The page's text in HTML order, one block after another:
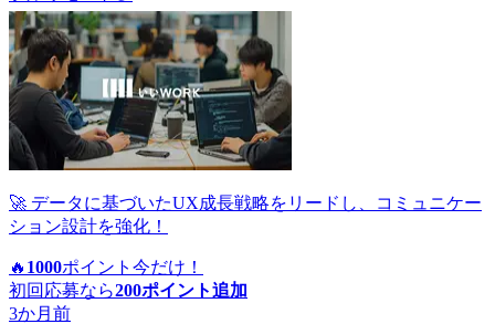
🚀 データに基づいたUX成長戦略をリードし、コミュニケー
ション設計を強化！
🔥 1000ポイント 今だけ！
初回応募なら200ポイント追加
3か月前